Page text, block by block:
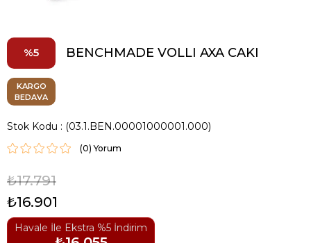
5 BENCHMADE VOLLI AXA CAKI
KARGO
BEDAVA
Stok Kodu (03.1.BEN.00001000001.000)
(0)
₺17.791
₺16.901
Havale İle Ekstra %5 İndirim